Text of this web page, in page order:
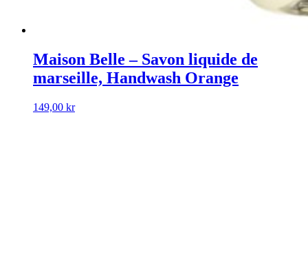
Maison Belle – Savon liquide de
marseille, Handwash Orange
149,00 kr